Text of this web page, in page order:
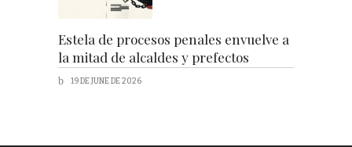
Estela de procesos penales envuelve a
la mitad de alcaldes y prefectos
19 DE JUNE DE 2026